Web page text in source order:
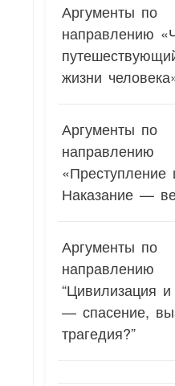
Аргументы по
направлению
жизни
Аргументы по
направлению
«Преступление
Наказание —
Аргументы по
направлению
“Цивилизация и
— спасение,
трагедия?”